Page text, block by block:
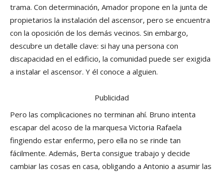
trama. Con determinación, Amador propone en la junta de
propietarios la instalación del ascensor, pero se encuentra
con la oposición de los demás vecinos. Sin embargo,
descubre un detalle clave: si hay una persona con
discapacidad en el edificio, la comunidad puede ser exigida
a instalar el ascensor. Y él conoce a alguien.
Publicidad
Pero las complicaciones no terminan ahí. Bruno intenta
escapar del acoso de la marquesa Victoria Rafaela
fingiendo estar enfermo, pero ella no se rinde tan
fácilmente. Además, Berta consigue trabajo y decide
cambiar las cosas en casa, obligando a Antonio a asumir las